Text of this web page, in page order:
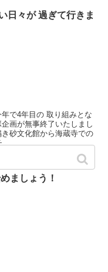
日々が 過ぎて行きま
で4年目の 取り組みとな
画が無事終了いたしまし
砂文化館から海蔵寺での
ましょう！